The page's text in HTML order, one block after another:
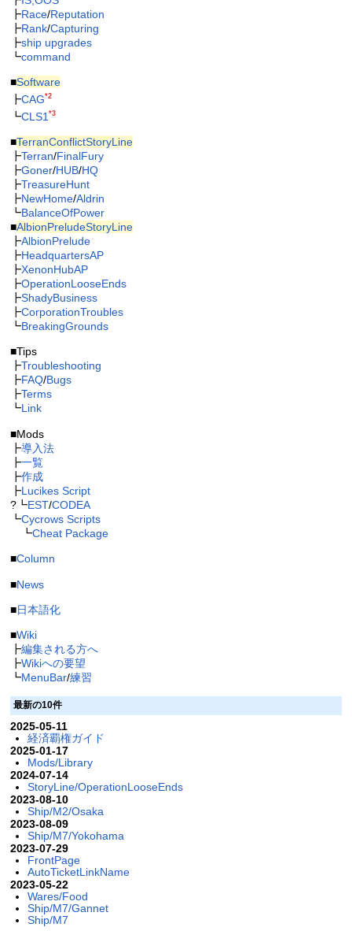
┣Race/Reputation
┣Rank/Capturing
┣ship upgrades
┗command
■Software
┣CAG*2
┗CLS1 *3
■TerranConflictStoryLine
┣Terran/FinalFury
┣Goner/HUB/HQ
┣TreasureHunt
┣NewHome/Aldrin
┗BalanceOfPower
■AlbionPreludeStoryLine
┣AlbionPrelude
┣HeadquartersAP
┣XenonHubAP
┣OperationLooseEnds
┣ShadyBusiness
┣CorporationTroubles
┗BreakingGrounds
■Tips
┣Troubleshooting
┣FAQ/Bugs
┣Terms
┗Link
■Mods
┣導入法
┣一覧
┣作成
┣Lucikes Script
?┗EST/CODEA
┗Cycrows Scripts
┗Cheat Package
■Column
■News
■日本語化
■Wiki
┣編集される方へ
┣Wikiへの要望
┗MenuBar/練習
最新の10件
2025-05-11
経済覇権ガイド
2025-01-17
Mods/Library
2024-07-14
StoryLine/OperationLooseEnds
2023-08-10
Ship/M2/Osaka
2023-08-09
Ship/M7/Yokohama
2023-07-29
FrontPage
AutoTicketLinkName
2023-05-22
Wares/Food
Ship/M7/Gannet
Ship/M7